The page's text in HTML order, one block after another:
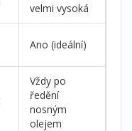
velmi vysoká
Ano (ideální)
Vždy po
ředění
nosným
olejem